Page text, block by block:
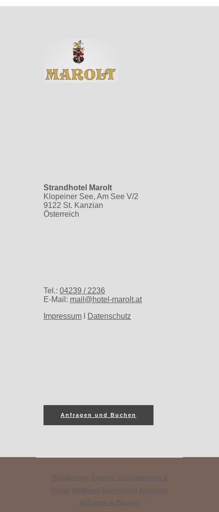
Strandhotel Marolt
Klopeiner See, Am See V/2
9122 St. Kanzian
Österreich
Tel.: 04239 / 2236
E-Mail: mail@hotel-marolt.at
Impressum
Datenschutz
Anfragen und Buchen
Hotelanlage Zimmer, Appartements &
Preise Wellness Badestrand Angebote
Anfragen & Buchen